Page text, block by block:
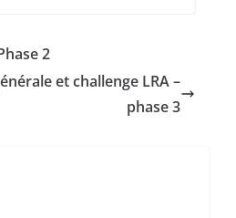
2
et challenge LRA –
phase 3